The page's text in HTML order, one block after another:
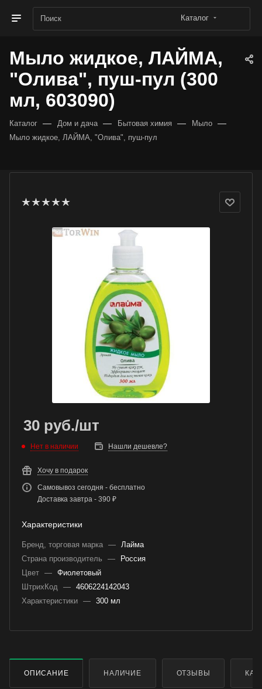
Каталог
Мыло жидкое, ЛАЙМА,
"Олива", пуш-пул (300
мл, 603090)
Каталог — Дом и дача — Бытовая химия — Мыло —
Мыло жидкое, ЛАЙМА, "Олива", пуш-пул
30 руб./шт
Нет в наличии Нашли дешевле?
Хочу в подарок
Самовывоз сегодня - бесплатно
Доставка завтра - 390 ₽
Характеристики
Бренд, торговая марка — Лайма
Страна производитель
—
Россия
Цвет — Фиолетовый
ШтрихКод — 4606224142043
Характеристики — 300 мл
ОПИСАНИЕ НАЛИЧИЕ ОТЗЫВЫ